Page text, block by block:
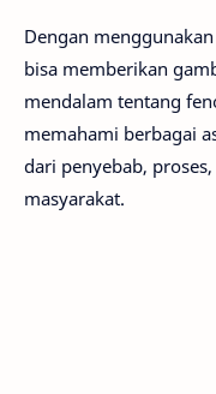
Dengan
bisa memberikan
mendalam tentang
memahami berbagai
dari penyebab,
masyarakat.